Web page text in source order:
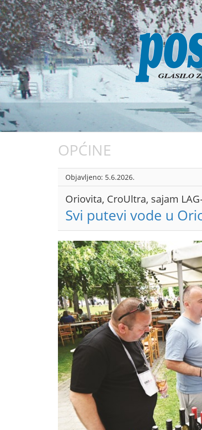
OPĆINE
Objavljeno: 5.6.2026.
Oriovita, CroUltra, sajam
Svi putevi vode u